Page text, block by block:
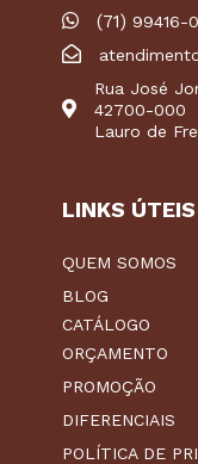
(71) 99416-
Rua José
42700-000
Lauro de
LINKS ÚTEIS
QUEM SOMOS
BLOG
CATÁLOGO
ORÇAMENTO
PROMOÇÃO
DIFERENCIAIS
POLÍTICA DE